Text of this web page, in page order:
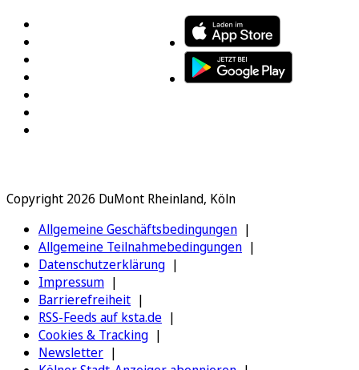
Copyright 2026 DuMont Rheinland, Köln
Allgemeine Geschäftsbedingungen
Allgemeine Teilnahmebedingungen
Datenschutzerklärung
Impressum
Barrierefreiheit
RSS-Feeds auf ksta.de
Cookies & Tracking
Newsletter